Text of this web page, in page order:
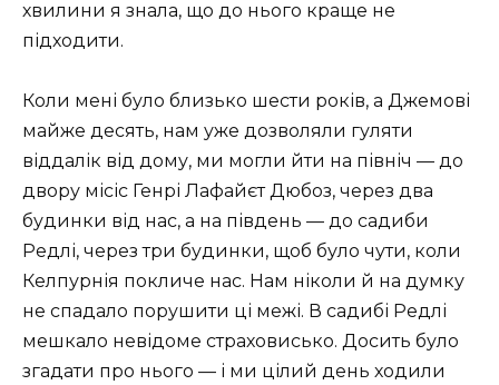
хвилини я знала, що до нього краще не
підходити.
Коли мені було близько шести років, а Джемові
майже десять, нам уже дозволяли гуляти
віддалік від дому, ми могли йти на північ — до
двору місіс Генрі Лафайєт Дюбоз, через два
будинки від нас, а на південь — до садиби
Редлі, через три будинки, щоб було чути, коли
Келпурнія покличе нас. Нам ніколи й на думку
не спадало порушити ці межі. В садибі Редлі
мешкало невідоме страховисько. Досить було
згадати про нього — і ми цілий день ходили